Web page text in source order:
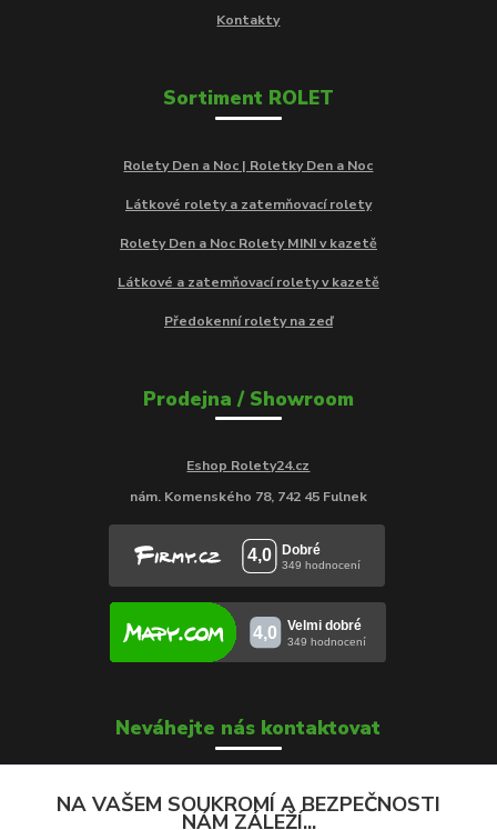
Kontakty
Sortiment ROLET
Rolety Den a Noc | Roletky Den a Noc
Látkové rolety a zatemňovací rolety
Rolety Den a Noc Rolety MINI v kazetě
Látkové a zatemňovací rolety v kazetě
Předokenní rolety na zeď
Prodejna / Showroom
Eshop Rolety24.cz
nám. Komenského 78, 742 45 Fulnek
Neváhejte nás kontaktovat
Soňa Škrobánková
NA VAŠEM SOUKROMÍ A BEZPEČNOSTI
NÁM ZÁLEŽÍ...